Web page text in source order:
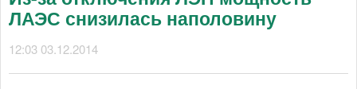
ЛАЭС снизилась наполовину
12:03 03.12.2014